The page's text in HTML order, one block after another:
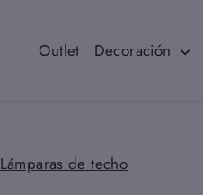
Outlet Decoración
Lámparas de techo